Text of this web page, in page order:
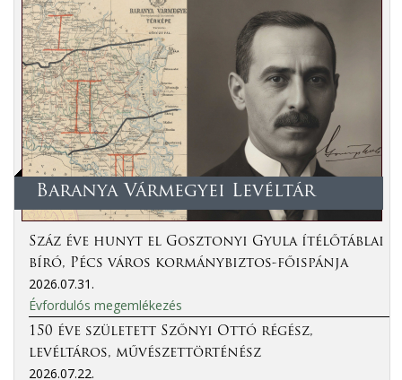
Baranya Vármegyei Levéltár
Száz éve hunyt el Gosztonyi Gyula ítélőtáblai
bíró, Pécs város kormánybiztos-főispánja
2026.07.31.
Évfordulós megemlékezés
150 éve született Szőnyi Ottó régész,
levéltáros, művészettörténész
2026.07.22.